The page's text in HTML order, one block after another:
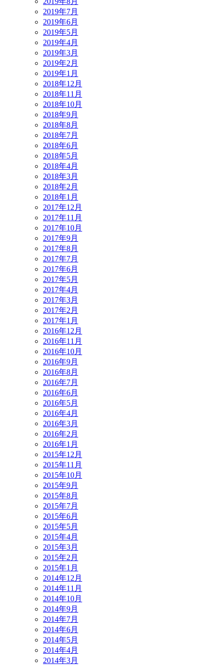
2019年7月
2019年6月
2019年5月
2019年4月
2019年3月
2019年2月
2019年1月
2018年12月
2018年11月
2018年10月
2018年9月
2018年8月
2018年7月
2018年6月
2018年5月
2018年4月
2018年3月
2018年2月
2018年1月
2017年12月
2017年11月
2017年10月
2017年9月
2017年8月
2017年7月
2017年6月
2017年5月
2017年4月
2017年3月
2017年2月
2017年1月
2016年12月
2016年11月
2016年10月
2016年9月
2016年8月
2016年7月
2016年6月
2016年5月
2016年4月
2016年3月
2016年2月
2016年1月
2015年12月
2015年11月
2015年10月
2015年9月
2015年8月
2015年7月
2015年6月
2015年5月
2015年4月
2015年3月
2015年2月
2015年1月
2014年12月
2014年11月
2014年10月
2014年9月
2014年7月
2014年6月
2014年5月
2014年4月
2014年3月